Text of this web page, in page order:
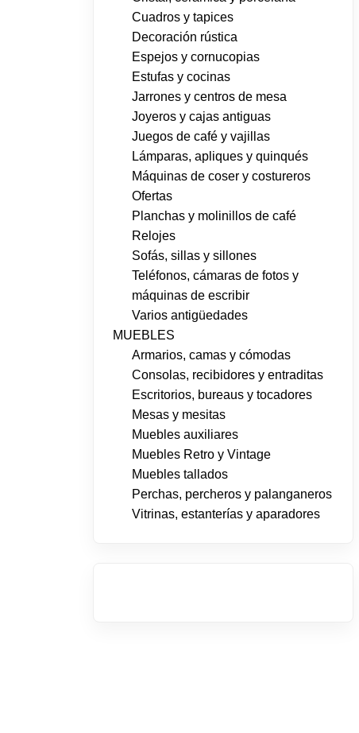
Cuadros y tapices
Decoración rústica
Espejos y cornucopias
Estufas y cocinas
Jarrones y centros de mesa
Joyeros y cajas antiguas
Juegos de café y vajillas
Lámparas, apliques y quinqués
Máquinas de coser y costureros
Ofertas
Planchas y molinillos de café
Relojes
Sofás, sillas y sillones
Teléfonos, cámaras de fotos y
máquinas de escribir
Varios antigüedades
MUEBLES
Armarios, camas y cómodas
Consolas, recibidores y entraditas
Escritorios, bureaus y tocadores
Mesas y mesitas
Muebles auxiliares
Muebles Retro y Vintage
Muebles tallados
Perchas, percheros y palanganeros
Vitrinas, estanterías y aparadores